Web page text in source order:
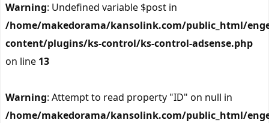
Warning: Undefined variable $post in
/home/makedorama/kansolink.com/public_html/
content/plugins/ks-control/ks-control-adsense.php
on line 13
Warning: Attempt to read property "ID" on null in
/home/makedorama/kansolink.com/public_html/